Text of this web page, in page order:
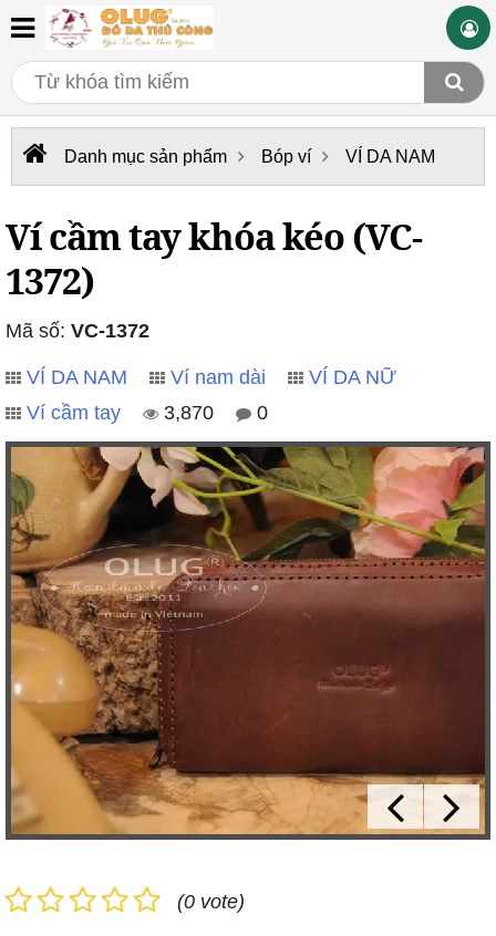
Danh mục sản phẩm Bóp ví VÍ DA NAM
Ví cầm tay khóa kéo (VC-
1372)
Mã số: VC-1372
VÍ DA NAM Ví nam dài
VÍ DA NỮ
Ví cầm tay
3,870 0
(0 vote)